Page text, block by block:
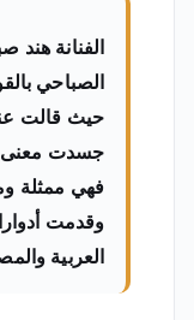
الفنانة هند
الصباحي
حيث قالت
جسدت معنى
فهي ممثلة
وقدمت
العربية